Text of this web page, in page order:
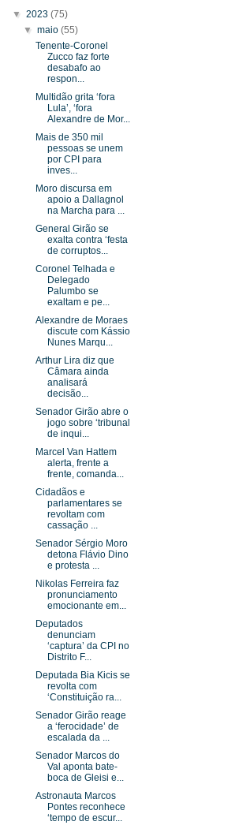
▼ 2023 (75)
▼maio(55)
Tenente-Coronel
Zucco faz forte
desabafo ao
respon...
Multidão grita ‘fora
Lula’, ‘fora
Alexandre de Mor...
Mais de 350 mil
pessoas se unem
por CPI para
inves...
Moro discursa em
apoio a Dallagnol
na Marcha para ...
General Girão se
exalta contra ‘festa
de corruptos...
Coronel Telhada e
Delegado
Palumbo se
exaltam e pe...
Alexandre de Moraes
discute com Kássio
Nunes Marqu...
Arthur Lira diz que
Câmara ainda
analisará
decisão...
Senador Girão abre o
jogo sobre ‘tribunal
de inqui...
Marcel Van Hattem
alerta, frente a
frente, comanda...
Cidadãos e
parlamentares se
revoltam com
cassação ...
Senador Sérgio Moro
detona Flávio Dino
e protesta ...
Nikolas Ferreira faz
pronunciamento
emocionante em...
Deputados
denunciam
‘captura’ da CPI no
Distrito F...
Deputada Bia Kicis se
revolta com
‘Constituição ra...
Senador Girão reage
a ‘ferocidade’ de
escalada da ...
Senador Marcos do
Val aponta bate-
boca de Gleisi e...
Astronauta Marcos
Pontes reconhece
‘tempo de escur...